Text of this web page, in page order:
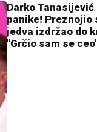
Darko Tanasijević
panike! Preznojio
jedva izdržao do
"Grčio sam se